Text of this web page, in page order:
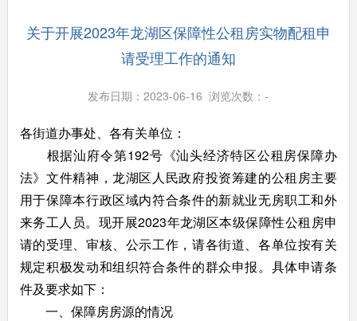
关于开展2023年龙湖区保障性公租房实物配租申
请受理工作的通知
发布日期：2023-06-16 浏览次数：-
各街道办事处、各有关单位：
根据汕府令第192号《汕头经济特区公租房保障办
法》文件精神，龙湖区人民政府投资筹建的公租房主要
用于保障本行政区域内符合条件的新就业无房职工和外
来务工人员。现开展2023年龙湖区本级保障性公租房申
请的受理、审核、公示工作，请各街道、各单位按有关
规定积极发动和组织符合条件的群众申报。具体申请条
件及要求如下：
一、保障房房源的情况